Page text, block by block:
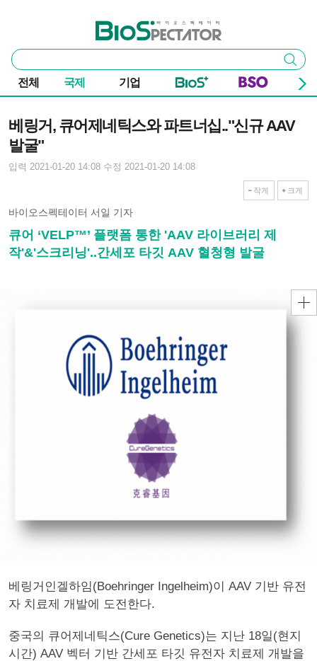
바이오스펙테이터
통
합
검
색
검색
전체 국제 기업
베링거, 큐어제네틱스와 파트너십.."신규 AAV
발굴"
입력 2021-01-20 14:08 수정 2021-01-20 14:08
작게 크게
바이오스펙테이터 서일 기자
큐어 ‘VELP™’ 플랫폼 통한 'AAV 라이브러리 제
작'&'스크리닝'..간세포 타깃 AAV 혈청형 발굴
베링거인겔하임(Boehringer Ingelheim)이 AAV 기반 유전
자 치료제 개발에 도전한다.
중국의 큐어제네틱스(Cure Genetics)는 지난 18일(현지
시간) AAV 벡터 기반 간세포 타깃 유전자 치료제 개발을